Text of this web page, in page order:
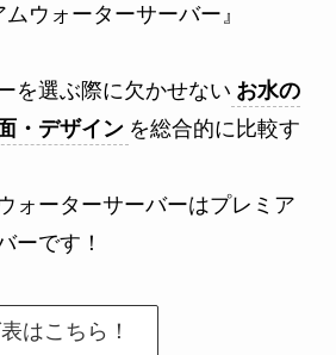
ウォーターサーバー』
を選ぶ際に欠かせない お水の
・デザイン を総合的に比較す
ォーターサーバーはプレミア
ーです！
はこちら！